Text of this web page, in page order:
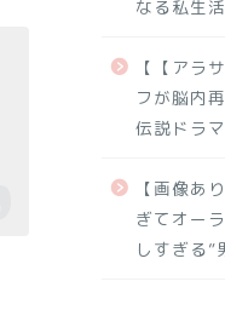
なる私生
【【アラ
フが脳内
伝説ドラ
【画像あ
ぎてオー
しすぎる